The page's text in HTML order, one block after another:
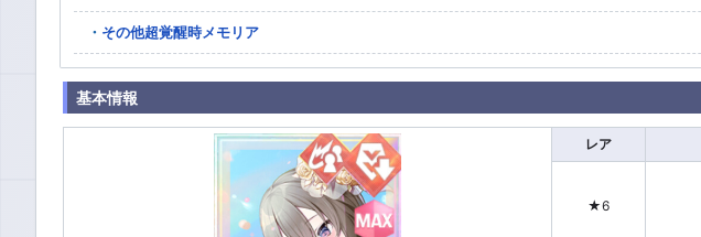
その他超覚醒時メモリア
基本情報
レア
★6